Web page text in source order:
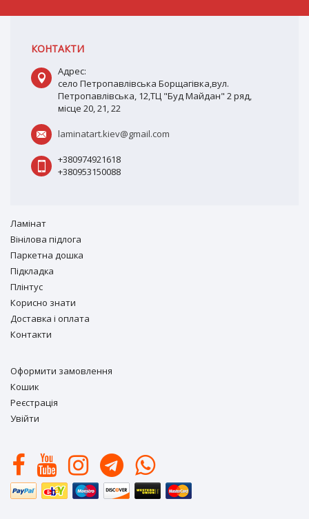
КОНТАКТИ
Адрес:
село Петропавлівська Борщагівка,вул.
Петропавлівська, 12,ТЦ "Буд Майдан" 2 ряд,
місце 20, 21, 22
laminatart.kiev@gmail.com
+380974921618
+380953150088
Ламiнат
Вiнiлова підлога
Паркетна дошка
Підкладка
Плінтус
Корисно знати
Доставка і оплата
Контакти
Оформити замовлення
Кошик
Реєстрація
Увійти